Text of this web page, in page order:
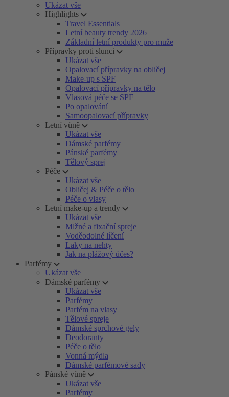
Ukázat vše
Highlights
Travel Essentials
Letní beauty trendy 2026
Základní letní produkty pro muže
Přípravky proti slunci
Ukázat vše
Opalovací přípravky na obličej
Make-up s SPF
Opalovací přípravky na tělo
Vlasová péče se SPF
Po opalování
Samoopalovací přípravky
Letní vůně
Ukázat vše
Dámské parfémy
Pánské parfémy
Tělový sprej
Péče
Ukázat vše
Obličej & Péče o tělo
Péče o vlasy
Letní make-up a trendy
Ukázat vše
Mlžné a fixační spreje
Voděodolné líčení
Laky na nehty
Jak na plážový účes?
Parfémy
Ukázat vše
Dámské parfémy
Ukázat vše
Parfémy
Parfém na vlasy
Tělové spreje
Dámské sprchové gely
Deodoranty
Péče o tělo
Vonná mýdla
Dámské parfémové sady
Pánské vůně
Ukázat vše
Parfémy